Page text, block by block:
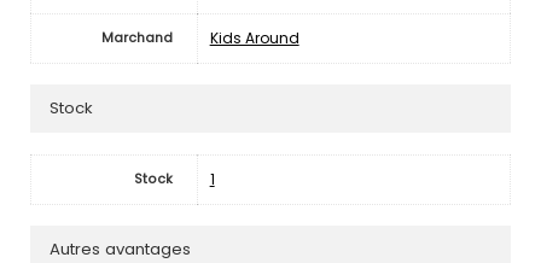
Marchand Kids Around
Stock
Stock 1
Autres avantages